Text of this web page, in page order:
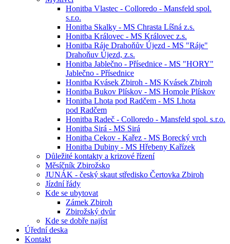
Honitba Vlastec - Colloredo - Mansfeld spol.
s.r.o.
Honitba Skalky - MS Chrasta Líšná z.s.
Honitba Královec - MS Královec z.s.
Honitba Ráje Drahoňův Újezd - MS "Ráje"
Drahoňuv Újezd, z.s.
Honitba Jablečno - Přísednice - MS "HORY"
Jablečno - Přísednice
Honitba Kvásek Zbiroh - MS Kvásek Zbiroh
Honitba Bukov Plískov - MS Homole Plískov
Honitba Lhota pod Radčem - MS Lhota
pod Radčem
Honitba Radeč - Colloredo - Mansfeld spol. s.r.o.
Honitba Sirá - MS Sirá
Honitba Cekov - Kařez - MS Borecký vrch
Honitba Dubiny - MS Hřebeny Kařízek
Důležité kontakty a krizové řízení
Měsíčník Zbirožsko
JUNÁK - český skaut středisko Čertovka Zbiroh
Jízdní řády
Kde se ubytovat
Zámek Zbiroh
Zbirožský dvůr
Kde se dobře najíst
Úřední deska
Kontakt